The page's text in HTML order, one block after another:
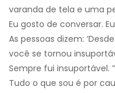
varanda de tela e uma
Eu gosto de conversar.
As pessoas dizem:
você se tornou
Sempre fui insuportável.
Tudo o que sou é por